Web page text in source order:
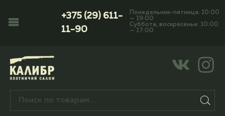
+375 (29) 611-
11-90
Понедельник-пятница: 10:00
— 19:00
Суббота, воскресенье: 10:00
— 17:00